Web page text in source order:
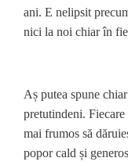
ani. E nelipsit
nici la noi chiar în
Aș putea spune
pretutindeni. Fiecare
mai frumos să
popor cald și